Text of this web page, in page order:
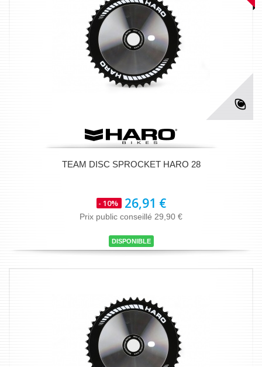
TEAM DISC SPROCKET HARO 28
- 10% 26,91 €
Prix public conseillé 29,90 €
DISPONIBLE